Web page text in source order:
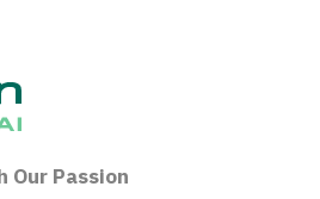
Our Passion